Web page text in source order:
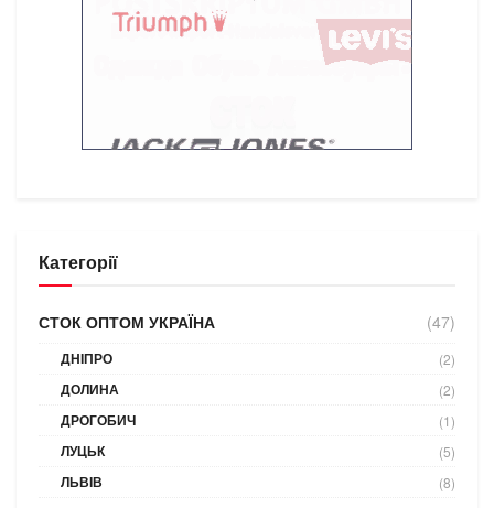
Категорії
СТОК ОПТОМ УКРАЇНА (47)
ДНІПРО (2)
ДОЛИНА (2)
ДРОГОБИЧ (1)
ЛУЦЬК (5)
ЛЬВІВ (8)